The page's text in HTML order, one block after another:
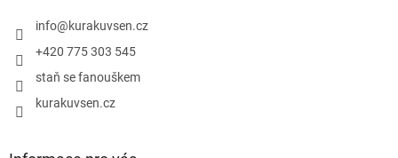
info@kurakuvsen.cz
+420 775 303 545
staň se fanouškem
kurakuvsen.cz